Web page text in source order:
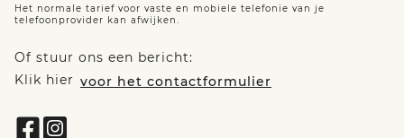
Het normale tarief voor vaste en mobiele telefonie van je
telefoonprovider kan afwijken.
Of stuur ons een bericht:
Klik hier voor het contactformulier